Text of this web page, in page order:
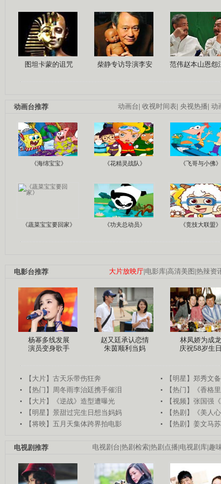
图坦卡蒙的诅咒 柴静专访导演李安 范伟赵本山恩怨
动画台| 收视时间表| 央视热播| 动
动画台推荐
《海绵宝宝》 《花精灵战队》 《飞哥与小佛》
《蔬菜宝宝要回家》 《功夫总动员》 《竞技大联盟》
大片放映厅|电影库|高清美图 |热辣资
电影台推荐
杨幂多线发展
演员变身歌手
赵又廷承认恋情
朱茵顺利当妈
林凤娇为成龙
庆祝58岁生
【大片】古天乐带伤狂奔
【明星】郑秀文
【热门】周冬雨李治廷携手催泪
【热门】《香格
【大片】《逆战》造型遭曝光
【视频】张国强
【明星】景甜过完生日想当妈妈
【热剧】《美人
【将映】五月天集体跨界拍电影
【热剧】姜文马
电视剧台|热剧检索|热剧点播|电视剧库|趣
电视剧推荐